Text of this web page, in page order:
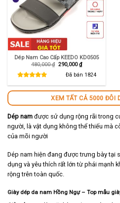
Dép Nam Cao Cấp KEEDO KD0505
480,000₫ Giá
290,000₫Giá
hiện
tại
Đã bán 1824
XEM TẤT CẢ 5000 ĐÔI
Dép nam được sử dụng rộng rãi trong
người, là vật dụng không thể thiếu mà
của mõi người
Dép nam hiện đang được trưng bày tại
dụng và yêu thích rất lớn từ phái mạnh
rộng trên toàn quốc.
Giày dép da nam Hồng Ngự – Top mẫu